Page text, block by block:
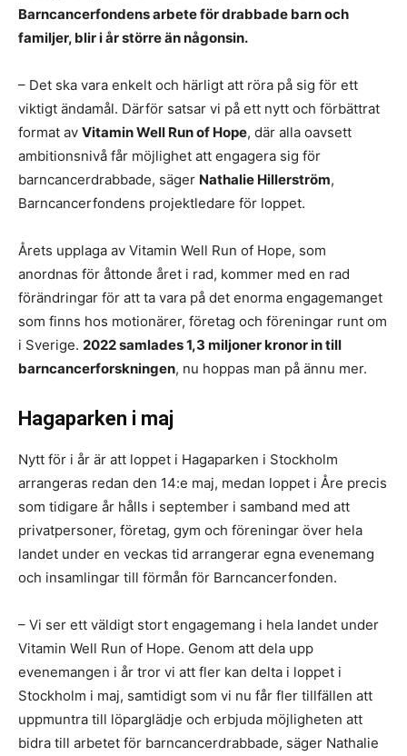
Barncancerfondens arbete för drabbade barn och
familjer, blir i år större än någonsin.
– Det ska vara enkelt och härligt att röra på sig för ett
viktigt ändamål. Därför satsar vi på ett nytt och förbättrat
format av Vitamin Well Run of Hope, där alla oavsett
ambitionsnivå får möjlighet att engagera sig för
barncancerdrabbade, säger Nathalie Hillerström,
Barncancerfondens projektledare för loppet.
Årets upplaga av Vitamin Well Run of Hope, som
anordnas för åttonde året i rad, kommer med en rad
förändringar för att ta vara på det enorma engagemanget
som finns hos motionärer, företag och föreningar runt om
i Sverige. 2022 samlades 1,3 miljoner kronor in till
barncancerforskningen, nu hoppas man på ännu mer.
Hagaparken i maj
Nytt för i år är att loppet i Hagaparken i Stockholm
arrangeras redan den 14:e maj, medan loppet i Åre precis
som tidigare år hålls i september i samband med att
privatpersoner, företag, gym och föreningar över hela
landet under en veckas tid arrangerar egna evenemang
och insamlingar till förmån för Barncancerfonden.
– Vi ser ett väldigt stort engagemang i hela landet under
Vitamin Well Run of Hope. Genom att dela upp
evenemangen i år tror vi att fler kan delta i loppet i
Stockholm i maj, samtidigt som vi nu får fler tillfällen att
uppmuntra till löparglädje och erbjuda möjligheten att
bidra till arbetet för barncancerdrabbade, säger Nathalie